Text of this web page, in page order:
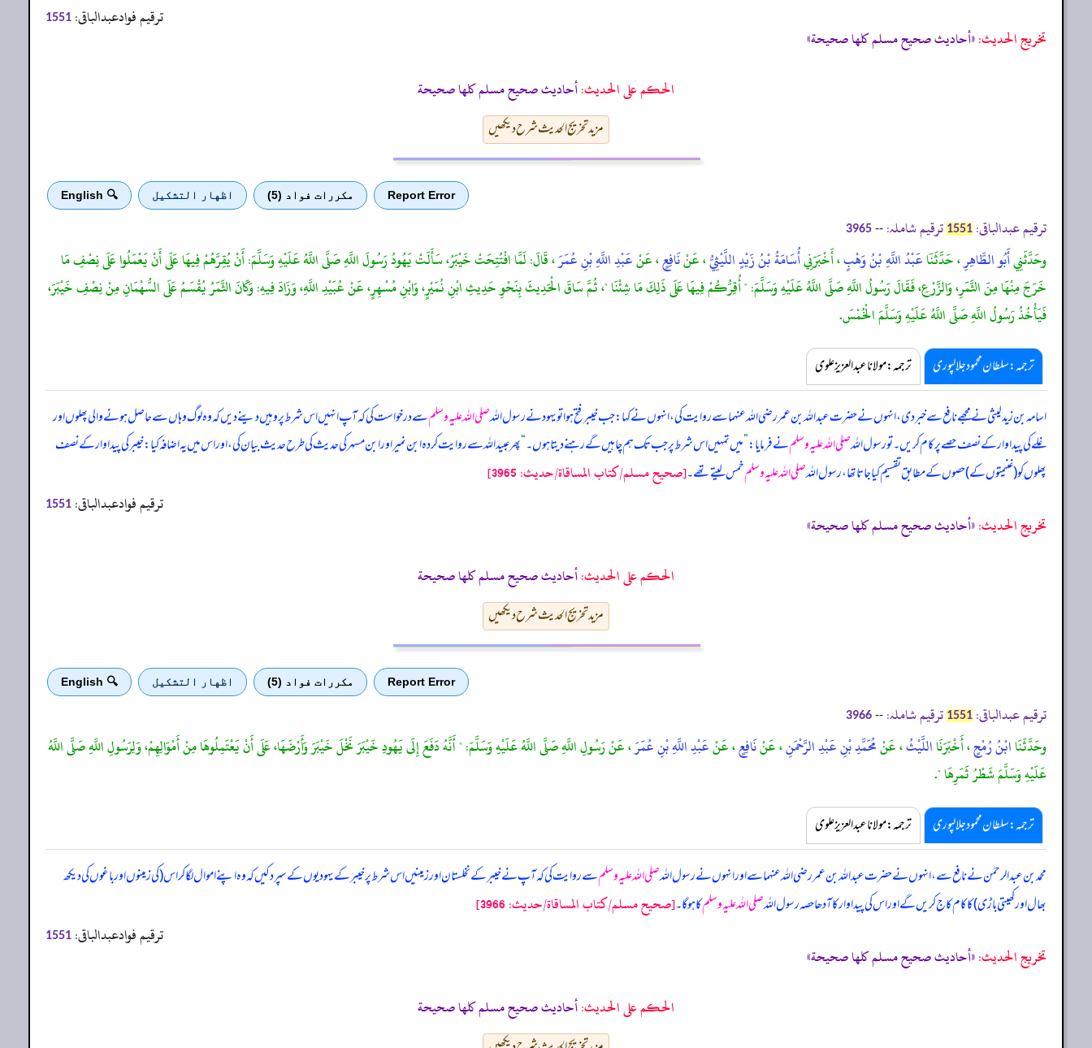
ترقیم فوادعبدالباقی: 1551
تخریج الحدیث:«أحاديث صحيح مسلم كلها صحيحة»
الحكم على الحديث:أحاديث صحيح مسلم كلها صحيحة
مزید تخریج الحدیث شرح دیکھیں
Report Error مكررات فواد (5) اظهار التشكيل 🔍 English
ترقیم عبدالباقی: 1551 ترقیم شاملہ: --
3965
وحَدَّثَنِيأَبُو الطَّاهِرِ، حَدَّثَنَاعَبْدُ اللَّهِ بْنُ وَهْبٍ، أَخْبَرَنِيأُسَامَةُ بْنُ زَيْدٍ اللَّيْثِيُّ، عَنْنَافِعٍ، عَنْعَبْدِ اللَّهِ بْنِ عُمَرَ، قَالَ: لَمَّا افْتُتِحَتْ خَيْبَرُ، سَأَلَتْ يَهُودُ رَسُولَ اللَّهِ صَلَّى اللَّهُ عَلَيْهِ وَسَلَّمَ: أَنْ يُقِرَّهُمْ فِيهَا عَلَى أَنْ يَعْمَلُوا عَلَى نِصْفِ مَا
خَرَجَ مِنْهَا مِنَ الثَّمَرِ، وَالزَّرْعِ، فَقَالَ رَسُولُ اللَّهِ صَلَّى اللَّهُ عَلَيْهِ وَسَلَّمَ: " أُقِرُّكُمْ فِيهَا عَلَى ذَلِكَ مَا شِئْنَا "، ثُمَّ سَاقَ الْحَدِيثَ بِنَحْوِ حَدِيثِ ابْنِ نُمَيْرٍ، وَابْنِ مُسْهِرٍ، عَنْ عُبَيْدِ اللَّهِ، وَزَادَ فِيهِ: وَكَانَ الثَّمَرُ يُقْسَمُ عَلَى السُّهْمَانِ مِنْ نِصْفِ خَيْبَرَ،
فَيَأْخُذُ رَسُولُ اللَّهِ صَلَّى اللَّهُ عَلَيْهِ وَسَلَّمَ الْخُمْسَ.
ترجمہ:سلطان محمود جلالپوری ترجمہ:مولانا عبدالعزیز علوی
اسامہ بن زید لیثی نے مجھے نافع سے خبر دی، انہوں نے حضرت عبداللہ بن عمر رضی اللہ عنہما سے روایت کی، انہوں نے کہا: جب خیبر فتح ہوا تو یہود نے رسول اللہصلی اللہ علیہ وسلمسے درخواست کی کہ آپ انہیں اس شرط پر وہیں دینے دیں کہ وہ لوگ وہاں سے حاصل ہونے والی پھلوں اور
غلے کی پیداوار کے نصف حصے پر کام کریں۔ تو رسول اللہصلی اللہ علیہ وسلمنے فرمایا:”میں تمہیں اس شرط پر جب تک ہم چاہیں گے رہنے دیتا ہوں۔“پھر عبیداللہ سے روایت کردہ ابن نمیر اور ابن مسہر کی حدیث کی طرح حدیث بیان کی، اور اس میں یہ اضافہ کیا: خیبر کی پیداوار کے نصف
پھلوں کو (غنیمتوں کے) حصوں کے مطابق تقسیم کیا جاتا تھا، رسول اللہصلی اللہ علیہ وسلمخمس لیتے تھے۔[صحيح مسلم/كتاب المساقاة/حدیث: 3965]
ترقیم فوادعبدالباقی: 1551
تخریج الحدیث:«أحاديث صحيح مسلم كلها صحيحة»
الحكم على الحديث:أحاديث صحيح مسلم كلها صحيحة
مزید تخریج الحدیث شرح دیکھیں
Report Error مكررات فواد (5) اظهار التشكيل 🔍 English
ترقیم عبدالباقی: 1551 ترقیم شاملہ: --
3966
وحَدَّثَنَاابْنُ رُمْحٍ، أَخْبَرَنَااللَّيْثُ، عَنْمُحَمَّدِ بْنِ عَبْدِ الرَّحْمَنِ، عَنْنَافِعٍ، عَنْعَبْدِ اللَّهِ بْنِ عُمَرَ، عَنْ رَسُولِ اللَّهِ صَلَّى اللَّهُ عَلَيْهِ وَسَلَّمَ: " أَنَّهُ دَفَعَ إِلَى يَهُودِ خَيْبَرَ نَخْلَ خَيْبَرَ وَأَرْضَهَا، عَلَى أَنْ يَعْتَمِلُوهَا مِنْ أَمْوَالِهِمْ، وَلِرَسُولِ اللَّهِ صَلَّى اللَّهُ
عَلَيْهِ وَسَلَّمَ شَطْرُ ثَمَرِهَا ".
ترجمہ:سلطان محمود جلالپوری ترجمہ:مولانا عبدالعزیز علوی
محمد بن عبدالرحمٰن نے نافع سے، انہوں نے حضرت عبداللہ بن عمر رضی اللہ عنہما سے اور انہوں نے رسول اللہصلی اللہ علیہ وسلمسے روایت کی کہ آپ نے خیبر کے نخلستان اور زمینیں اس شرط پر خیبر کے یہودیوں کے سپرد کیں کہ وہ اپنے اموال لگا کر اس (کی زمینوں اور باغوں کی دیکھ
بھال اور کھیتی باڑی) کا کام کاج کریں گے اور اس کی پیداوار کا آدھا حصہ رسول اللہصلی اللہ علیہ وسلمکا ہو گا۔[صحيح مسلم/كتاب المساقاة/حدیث: 3966]
ترقیم فوادعبدالباقی: 1551
تخریج الحدیث:«أحاديث صحيح مسلم كلها صحيحة»
الحكم على الحديث:أحاديث صحيح مسلم كلها صحيحة